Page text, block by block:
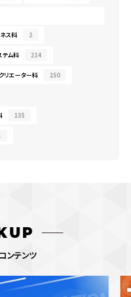
ス科 2
テム科 214
リエーター科 250
135
ンテンツ